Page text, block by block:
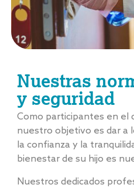
Nuestras
y seguridad
Como participantes en el
nuestro objetivo es dar a
la confianza y la
bienestar de su hijo es
Nuestros dedicados